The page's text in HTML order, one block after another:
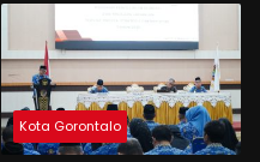
Kota Gorontalo